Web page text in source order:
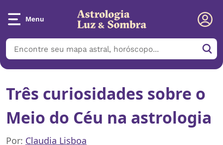
Menu
Três curiosidades sobre o
Meio do Céu na astrologia
Por: Claudia Lisboa